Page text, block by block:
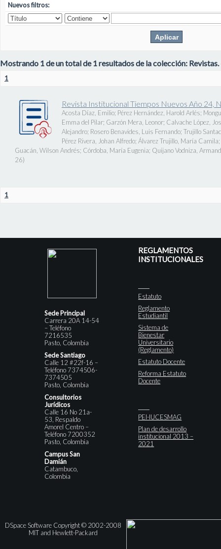
Nuevos filtros:
Mostrando 1 de un total de 1 resultados de la colección: Revistas.
1
Revista Institucional Tiempos Nuevos Año 24,
Acosta Díaz, Emilio; Pérez Hernández, Harold Arlés;
Emma del Pilar; Garzón Mera, Leonor; Calvache López,
Alejandro; Rosero Benavides, Luis Fernando; Trujillo
Pérez Rivera, Johan Alfredo; Álvarez Trujillo, María Camila;
Guacán, Wilson Andrés; Córdoba, María Eugenia; Quijano Vodniza,
26)
1
Sede Principal
Carrera 20A 14-54
– Teléfono
7216535
Pasto, Colombia
Sede Santiago
Calle 12 #22f-16 –
Teléfono 7374506-
7374505
Pasto, Colombia
Consultorios
Jurídicos
Calle 16 No 21a-
53, Respaldo
Amorel Centro –
Teléfono 7200352
Pasto, Colombia
Campus San
Damián
Catambuco,
Colombia
REGLAMENTOS
INSTITUCIONALES
Estatuto
Reglamento
Estudiantil
Sistema de
Bienestar
Universitario
(Reglamento)
Estatuto Docente
Reforma Estatuto
Docente
PEI-IUCESMAG
Plan de desarrollo
institucional 2013 –
2021
DSpace Software Copyright © 2002-2008
MIT and Hewlett-Packard